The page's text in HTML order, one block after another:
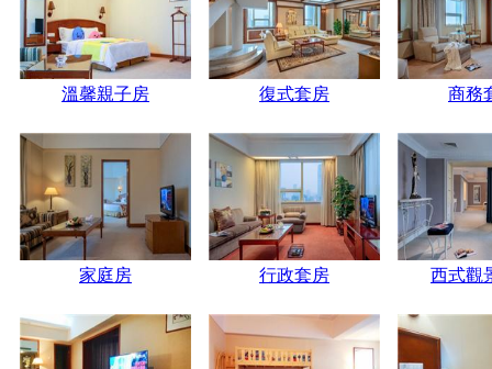
溫馨親子房 復式套房 商務
家庭房 行政套房 西式觀